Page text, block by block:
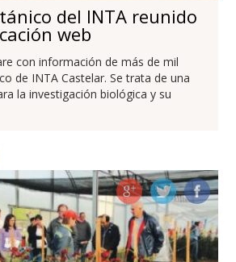
del INTA reunido
web
con información de más de mil
de INTA Castelar. Se trata de una
la investigación biológica y su